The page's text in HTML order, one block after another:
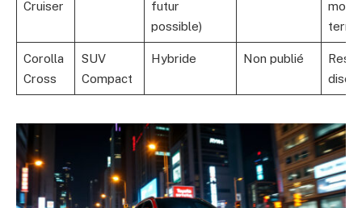
Cruiser
futur
possible)
Corolla
Cross
SUV
Compact
Hybride Non publié